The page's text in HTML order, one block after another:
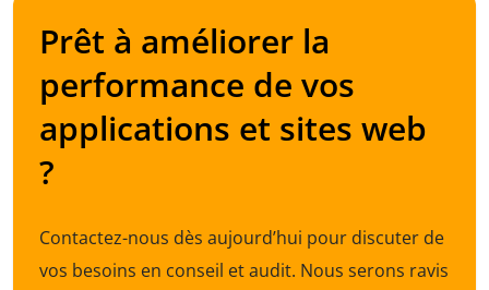
Prêt à améliorer la
performance de vos
applications et sites web
?
Contactez-nous dès aujourd’hui pour discuter de
vos besoins en conseil et audit. Nous serons ravis